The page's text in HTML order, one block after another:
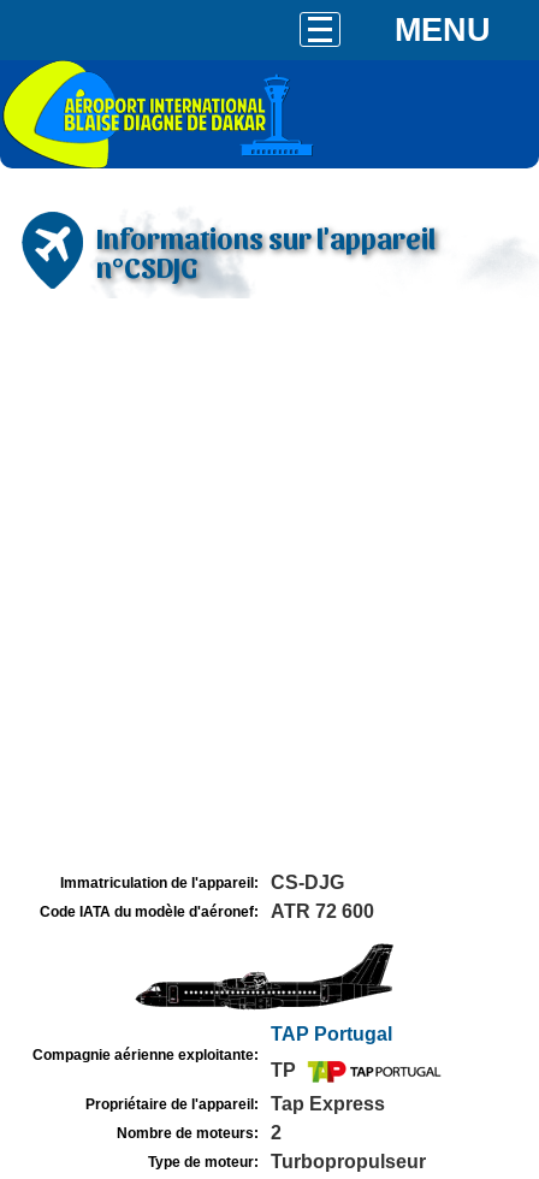
MENU
Informations sur l'appareil
n°CSDJG
Immatriculation de l'appareil: CS-DJG
Code IATA du modèle d'aéronef: ATR 72 600
Compagnie aérienne exploitante:
TAP Portugal
TP
Propriétaire de l'appareil: Tap Express
Nombre de moteurs: 2
Type de moteur: Turbopropulseur